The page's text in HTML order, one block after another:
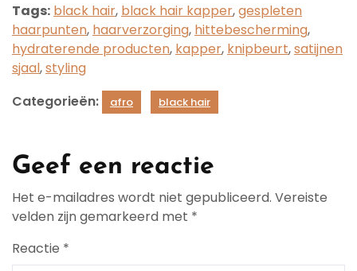
Tags: black hair, black hair kapper,gespleten
haarpunten, haarverzorging, hittebescherming,
hydraterende producten, kapper, knipbeurt,satijnen
sjaal,styling
Categorieën:
afro black hair
Geef een reactie
Het e-mailadres wordt niet gepubliceerd. Vereiste
velden zijn gemarkeerd met *
Reactie *